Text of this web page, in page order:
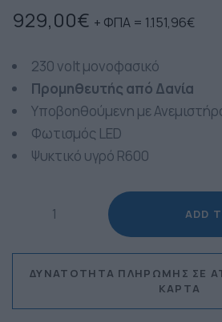
929,00€ + ΦΠΑ = 1.151,96€
230 volt μονοφασικό
Προμηθευτής από Δανία
Υποβοηθούμενη με
Φωτισμός LED
Ψυκτικό υγρό R600
ADD
ΔΥΝΑΤΌΤΗΤΑ ΠΛΗΡΩΜΉΣ ΣΕ
ΚΆΡΤΑ